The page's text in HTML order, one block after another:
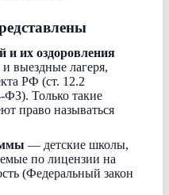
и их оздоровления
выездные лагеря,
РФ (ст. 12.2
ФЗ). Только такие
право называться
— детские школы,
по лицензии на
(Федеральный закон